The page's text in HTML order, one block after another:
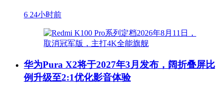
6 24小时前
华为Pura X2将于2027年3月发布，阔折叠屏比
例升级至2:1优化影音体验